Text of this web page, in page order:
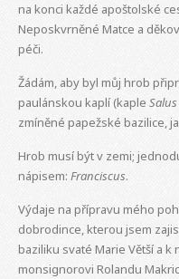
na konci každé apoštolské
Neposkvrněné Matce a
péči.
Žádám, aby byl můj hrob
paulánskou kaplí (kaple
zmíněné papežské bazilice,
Hrob musí být v zemi;
nápisem: Franciscus.
Výdaje na přípravu mého
dobrodince, kterou jsem
baziliku svaté Marie Větší a
monsignorovi Rolandu